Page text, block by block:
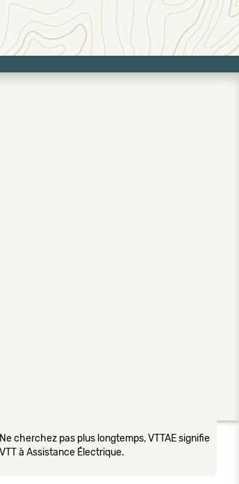
Ne cherchez pas plus longtemps, VTTAE signifie
VTT à Assistance Électrique.